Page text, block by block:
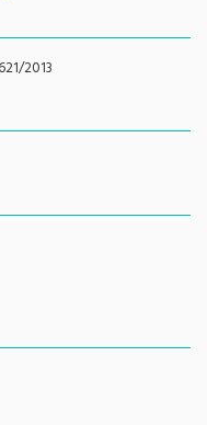
2013